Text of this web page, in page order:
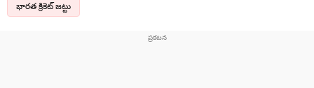
భారత క్రికెట్ జట్టు